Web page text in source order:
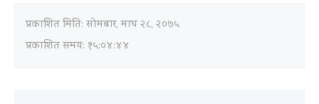
प्रकाशित मिति: सोमबार, माघ २८, २०७५
प्रकाशित समय: १५:०४:४४